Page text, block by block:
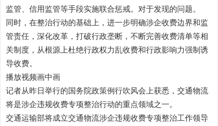
监管、信用监管等手段实施联合惩戒。对于发现的问题。
同时，在整治行动的基础上，进一步明确涉企收费边界和监
管责任，深化改革，打破行政垄断，不断完善收费清单等相
关制度，从根源上杜绝行政权力乱收费和行政影响力强制诱
导收费。
播放视频画中画
记者从昨日举行的国务院政策例行吹风会上获悉，交通物流
将是涉企违规收费专项整治行动的重点领域之一。
交通运输部将成立交通物流涉企违规收费专项整治工作领导